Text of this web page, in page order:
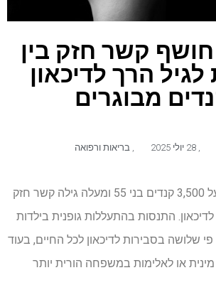
קשר חזק בין
הרך לדיכאון
מבוגרים
28 יולי 2025 בריאות ורפואה
מחקר חדש שנערך על 3,500 קנדים בני 55 ומעלה גילה קשר חזק
לדיכאון. התנסות בהתעללות גופנית בילדות
שלושה בסבירות לדיכאון לכל החיים, בעוד
או לאלימות במשפחה הורית יותר